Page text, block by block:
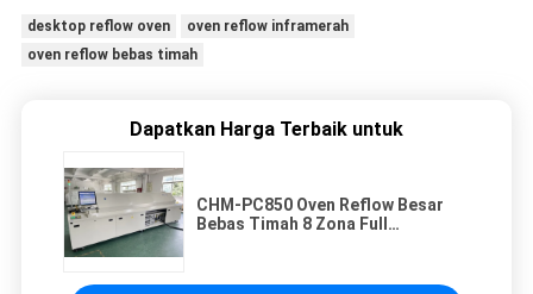
desktop reflow oven
oven reflow inframerah
oven reflow bebas timah
Dapatkan Harga Terbaik untuk
CHM-PC850 Oven Reflow Besar
Bebas Timah 8 Zona Full